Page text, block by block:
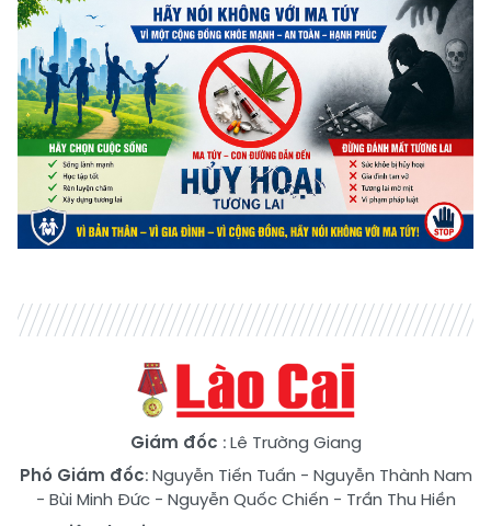
Giám đốc : Lê Trường Giang
Phó Giám đốc:Nguyễn Tiến Tuấn - Nguyễn Thành Nam
- Bùi Minh Đức- Nguyễn Quốc Chiến - Trần Thu Hiền